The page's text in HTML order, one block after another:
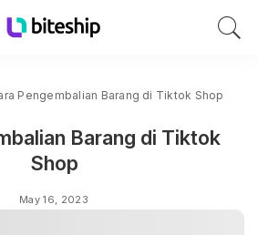
Pengembalian Barang di Tiktok Shop
Barang di Tiktok
Shop
May 16, 2023